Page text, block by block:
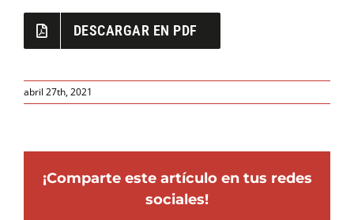
DESCARGAR EN PDF
abril 27th, 2021
¡Comparte este artículo en tus redes
sociales!